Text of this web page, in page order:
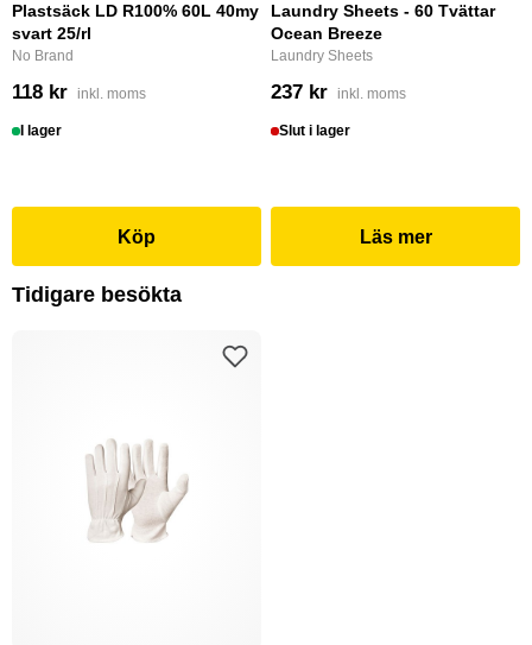
Plastsäck LD R100% 60L 40my
svart 25/rl
No Brand
118 kr inkl. moms
I lager
Köp
Laundry Sheets - 60 Tvättar
Ocean Breeze
Laundry Sheets
237 kr inkl. moms
Slut i lager
Läs mer
Tidigare besökta